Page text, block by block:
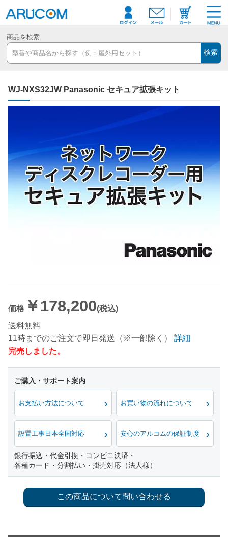
商品を検索
検索
WJ-NXS32JW Panasonic セキュア拡張キット
価格 ￥178,200(税込)
送料無料
11時までのご注文で即日発送（※一部除く）
詳細
完売しました。
お支払い方法について お買い物の流れについて
設置工事日本全国対応 安心のアルコムの保証制度
銀行振込・代金引換・コンビニ決済・
各種カード・分割払い・掛売対応（法人様）